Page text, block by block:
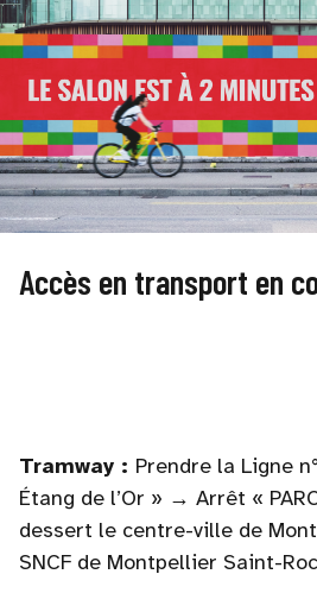
Accès en transport en
Tramway : Prendre la Ligne
Étang de l’Or » → Arrêt «
dessert le centre-ville de
SNCF de Montpellier Saint-